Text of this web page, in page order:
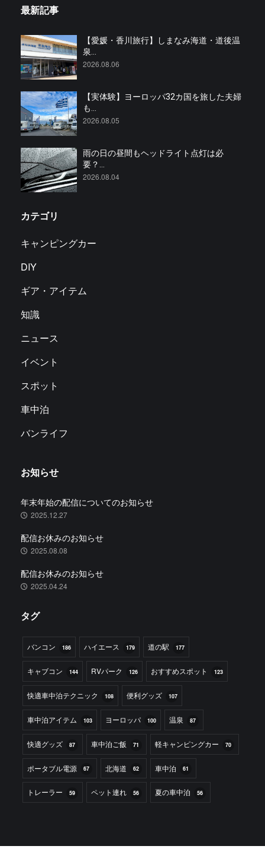
最新記事
【愛媛・香川旅行】しまなみ海道・道後温
泉...
2026.08.06
【実体験】ヨーロッパ32カ国を旅した夫婦
も...
2026.08.05
雨の日の昼間もヘッドライト点灯は必
要？...
2026.08.04
カテゴリ
キャンピングカー
DIY
ギア・アイテム
知識
ニュース
イベント
スポット
車中泊
バンライフ
お知らせ
年末年始の配信についてのお知らせ
2025.12.27
配信お休みのお知らせ
2025.08.08
配信お休みのお知らせ
2025.04.24
タグ
バンコン 186 ハイエース 179 道の駅 177
キャブコン 144 RVパーク 126 おすすめスポット 123
快適車中泊テクニック 108 便利グッズ 107
車中泊アイテム 103 ヨーロッパ 100 温泉 87
快適グッズ 87 車中泊ご飯 71 軽キャンピングカー 70
ポータブル電源 67 北海道 62 車中泊 61
トレーラー 59 ペット連れ 56 夏の車中泊 56